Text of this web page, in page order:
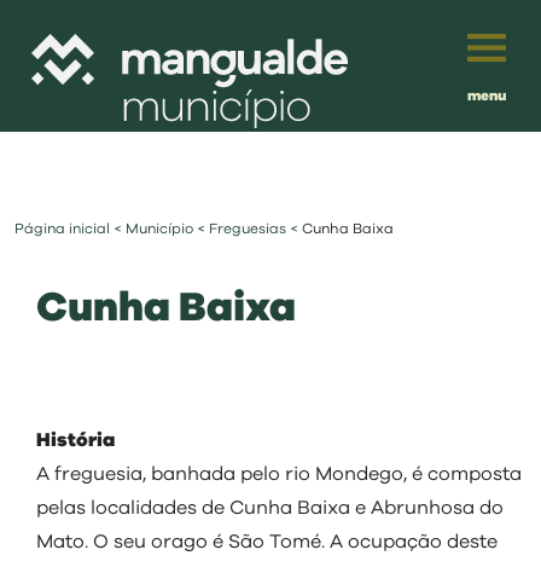
menu
viver
balcão digital
visit
Português
Página inicial < Município < Freguesias < Cunha Baixa
Cunha Baixa
História
A freguesia, banhada pelo rio Mondego, é composta
pelas localidades de Cunha Baixa e Abrunhosa do
Mato. O seu orago é São Tomé. A ocupação deste